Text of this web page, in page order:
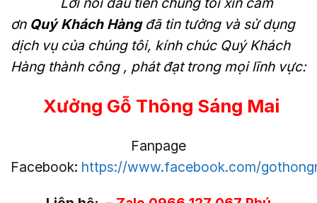
ơn Quý Khách Hàngđã tin tưởng và sử dụng
dịch vụ của chúng tôi, kính chúc Quý Khách
Hàng thành công , phát đạt trong mọi lĩnh vực:
Xưởng Gỗ Thông Sáng Mai
Fanpage
Facebook: https://www.facebook.com/